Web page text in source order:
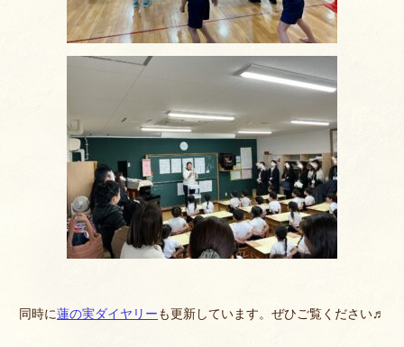
同時に蓮の実ダイヤリーも更新しています。ぜひご覧ください♬